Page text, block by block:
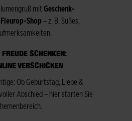
mit Geschenk-
Shop – z. B. Süßes,
SCHENKEN:
VERSCHICKEN
Ob Geburtstag, Liebe &
Abschied – hier starten Sie